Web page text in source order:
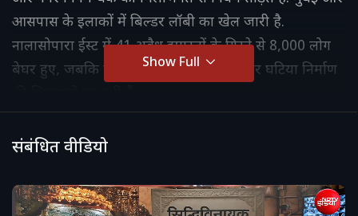
आसपास के इलाकों में बिल्डर लॉबी का खेल जारी है.
नालासोपारा ईस्ट में 41 अवैध इमारतों के गिरने से 8,000 लोग
बेघर हुए, जबकि ठाणे और डोंबिवली में देरी और घटिया निर्माण
Show Full
संबंधित वीडियो